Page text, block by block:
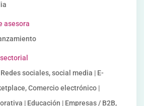
asesora
sociales, social media | E-
Comercio electrónico |
| Educación | Empresas / B2B,